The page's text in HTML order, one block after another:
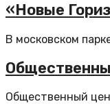
«Новые
В московском
Общественный